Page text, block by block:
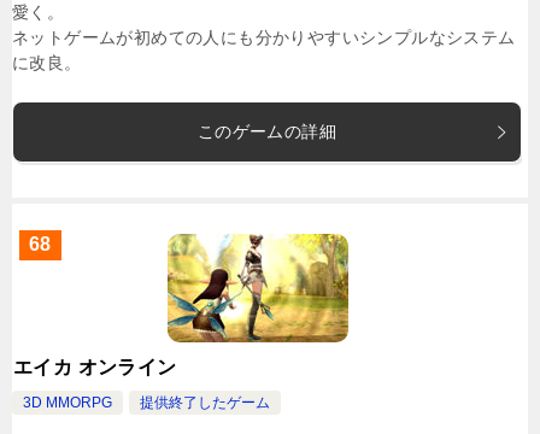
愛く。
ネットゲームが初めての人にも分かりやすいシンプルなシステム
に改良。
このゲームの詳細
68
エイカ オンライン
3D MMORPG 提供終了したゲーム